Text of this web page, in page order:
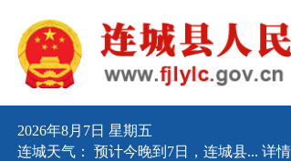
2026年8月7日 星期五
连城天气： 预计今晚到7日，连城县...详